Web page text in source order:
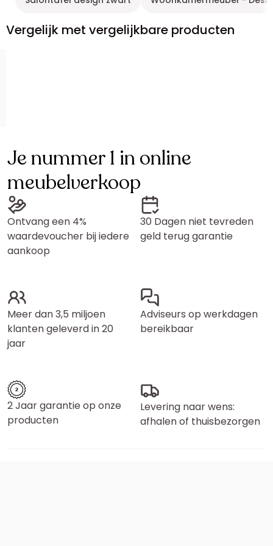
Vergelijk met vergelijkbare producten
Je nummer 1 in online
meubelverkoop
Ontvang een 4%
waardevoucher bij iedere
aankoop
30 Dagen niet tevreden
geld terug garantie
Meer dan 3,5 miljoen
klanten geleverd in 20
jaar
Adviseurs op werkdagen
bereikbaar
2 Jaar garantie op onze
producten
Levering naar wens:
afhalen of thuisbezorgen